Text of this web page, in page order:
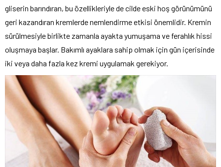
gliserin barındıran, bu özellikleriyle de cilde eski hoş görünümünü
geri kazandıran kremlerde nemlendirme etkisi önemlidir. Kremin
sürülmesiyle birlikte zamanla ayakta yumuşama ve ferahlık hissi
oluşmaya başlar. Bakımlı ayaklara sahip olmak için gün içerisinde
iki veya daha fazla kez kremi uygulamak gerekiyor.